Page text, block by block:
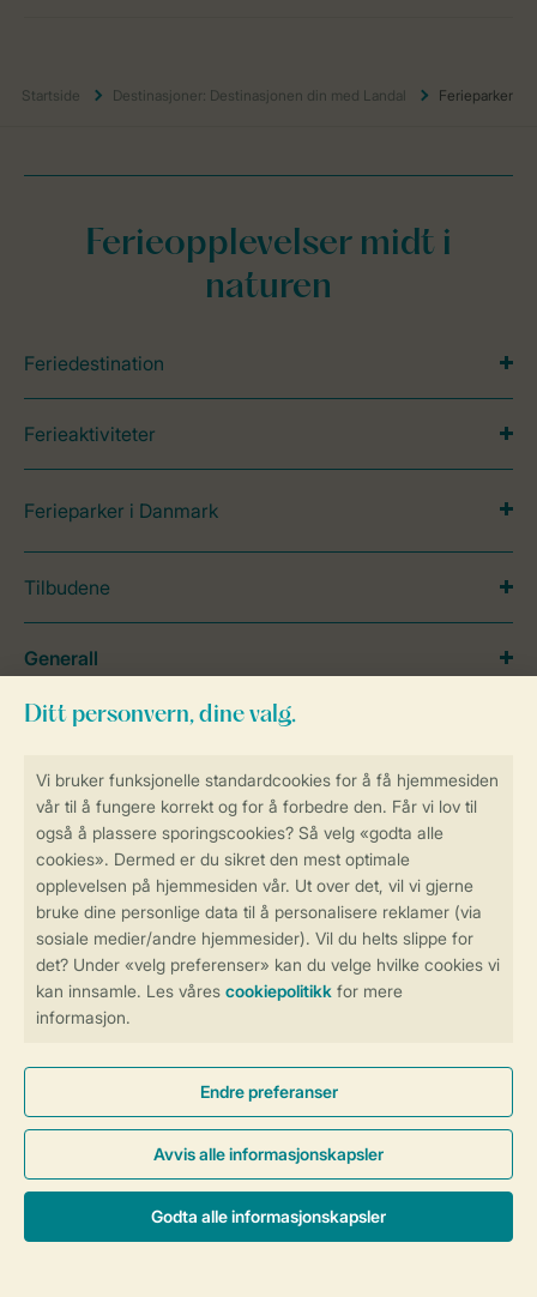
Startside Destinasjoner: Destinasjonen din med Landal Ferieparker
Mer info og preferanser
Sikker og rask online booking
Sikker datahåndtering
Sikker betaling
Ferieopplevelser midt i
naturen
Feriedestination
Ferieaktiviteter
Ferieparker i Danmark
Tilbudene
Generall
Service
Betalingsmuligheder
Generelle betingelser Persondatapolitik
Cookies og bannere
© 2026 Landal